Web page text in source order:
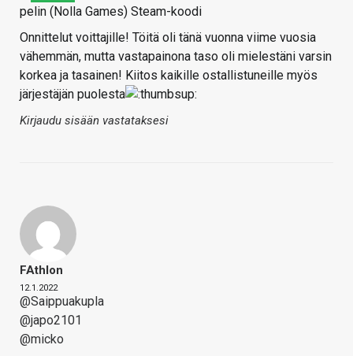
pelin (Nolla Games) Steam-koodi
Onnittelut voittajille! Töitä oli tänä vuonna viime vuosia
vähemmän, mutta vastapainona taso oli mielestäni varsin
korkea ja tasainen! Kiitos kaikille ostallistuneille myös
järjestäjän puolesta
Kirjaudu sisään vastataksesi
FAthlon
12.1.2022
@Saippuakupla
@japo2101
@micko